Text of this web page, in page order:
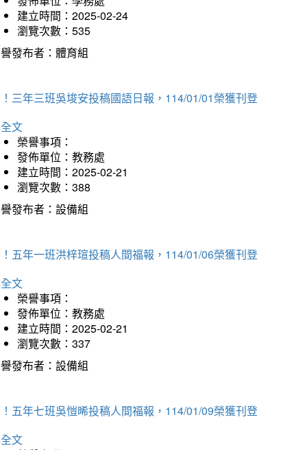
建立時間：2025-02-24
瀏覽次數：535
發布者：體育組
三年三班吳埈安投稿國語日報，114/01/01榮獲刊登
文
榮譽事項：
發佈單位：教務處
建立時間：2025-02-21
瀏覽次數：388
發布者：設備組
五年一班洪梓瑄投稿人間福報，114/01/06榮獲刊登
文
榮譽事項：
發佈單位：教務處
建立時間：2025-02-21
瀏覽次數：337
發布者：設備組
五年七班吳愷晞投稿人間福報，114/01/09榮獲刊登
文